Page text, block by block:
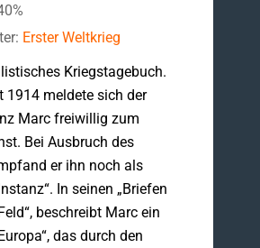
Erster Weltkrieg
Kriegstagebuch.
1914 meldete sich der
Marc freiwillig zum
Bei Ausbruch des
er ihn noch als
In seinen „Briefen
beschreibt Marc ein
das durch den